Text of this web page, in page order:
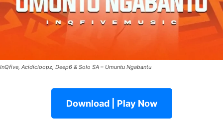
InQfive, Acidicloopz, Deep6 & Solo SA – Umuntu Ngabantu
Download | Play Now